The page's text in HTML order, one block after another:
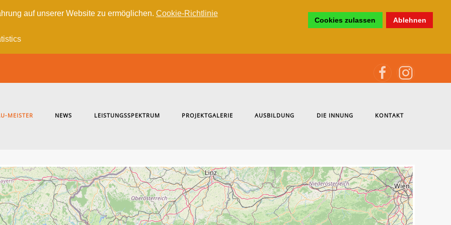
auf unserer Website zu ermöglichen. Cookie-Richtlinie
Cookies zulassen Ablehnen
MEISTER NEWS LEISTUNGSSPEKTRUM PROJEKTGALERIE AUSBILDUNG DIE INNUNG KONTAKT